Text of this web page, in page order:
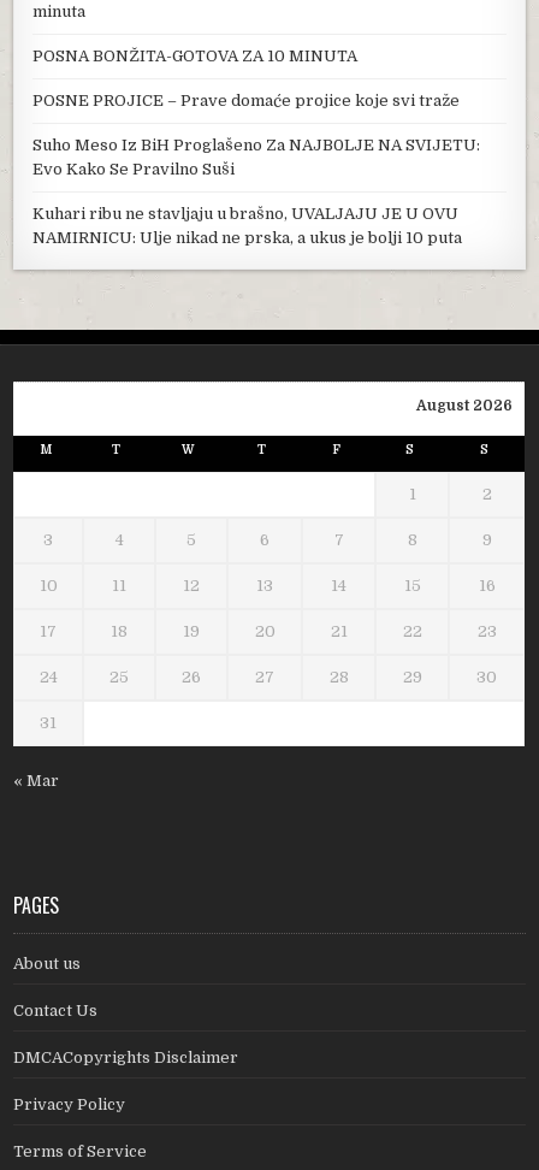
minuta
POSNA BONŽITA-GOTOVA ZA 10 MINUTA
POSNE PROJICE – Prave domaće projice koje svi traže
Suho Meso Iz BiH Proglašeno Za NAJB0LJE NA SVIJETU:
Evo Kako Se Pravilno Suši
Kuhari ribu ne stavljaju u brašno, UVALJAJU JE U OVU
NAMIRNICU: Ulje nikad ne prska, a ukus je bolji 10 puta
August 2026
M T W T F S S
1 2
3 4 5 6 7 8 9
10 11 12 13 14 15 16
17 18 19 20 21 22 23
24 25 26 27 28 29 30
31
« Mar
PAGES
About us
Contact Us
DMCACopyrights Disclaimer
Privacy Policy
Terms of Service